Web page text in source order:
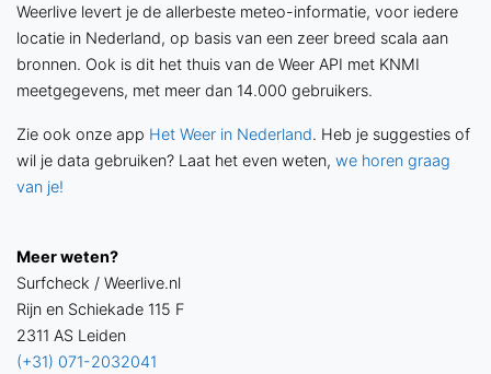
Weerlive levert je de allerbeste meteo-informatie, voor iedere
locatie in Nederland, op basis van een zeer breed scala aan
bronnen. Ook is dit het thuis van de Weer API met KNMI
meetgegevens, met meer dan 14.000 gebruikers.
Zie ook onze app Het Weer in Nederland. Heb je suggesties of
wil je data gebruiken? Laat het even weten, we horen graag
van je!
Meer weten?
Surfcheck / Weerlive.nl
Rijn en Schiekade 115 F
2311 AS Leiden
(+31) 071-2032041